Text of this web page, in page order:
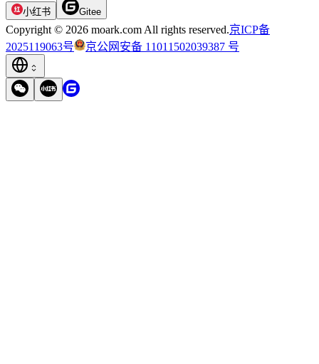
小红书 Gitee
Copyright © 2026 moark.com All rights reserved.京ICP备
2025119063号
京公网安备 11011502039387 号